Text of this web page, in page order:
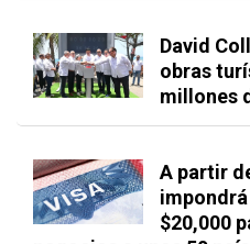
David
obras
millones
A partir
$20,000